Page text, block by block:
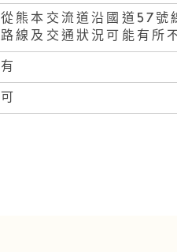
從熊本交流道沿國道57號
路線及交通狀況可能有所
有
可